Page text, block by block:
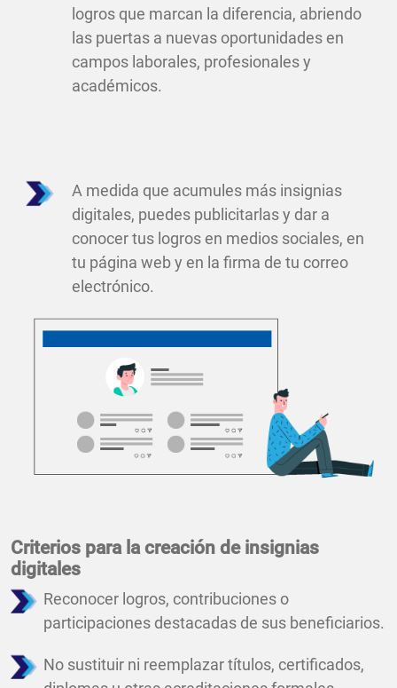
logros que marcan la diferencia, abriendo
las puertas a nuevas oportunidades en
campos laborales, profesionales y
académicos.
A medida que acumules más insignias
digitales, puedes publicitarlas y dar a
conocer tus logros en medios sociales, en
tu página web y en la firma de tu correo
electrónico.
Criterios para la creación de insignias
digitales
Reconocer logros, contribuciones o
participaciones destacadas de sus beneficiarios.
No sustituir ni reemplazar títulos, certificados,